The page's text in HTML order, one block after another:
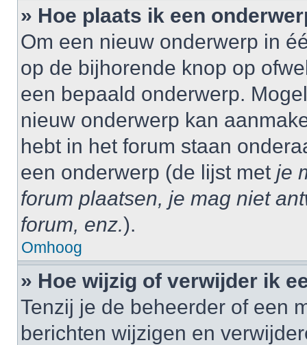
» Hoe plaats ik een
Om een nieuw onderwerp in
op de bijhorende knop op
een bepaald onderwerp.
nieuw onderwerp kan
hebt in het forum staan
een onderwerp (de lijst met je
forum plaatsen, je mag niet
forum, enz.).
Omhoog
» Hoe wijzig of verwijder ik
Tenzij je de beheerder of een
berichten wijzigen en